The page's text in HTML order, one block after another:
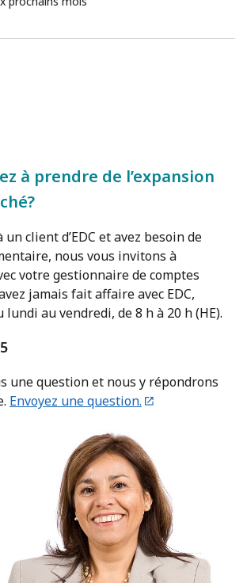
à prendre de l’expansion
un client d’EDC et avez besoin de
nous vous invitons à
votre gestionnaire de comptes
jamais fait affaire avec EDC,
au vendredi, de 8 h à 20 h (HE).
une question et nous y répondrons
Envoyez une question.